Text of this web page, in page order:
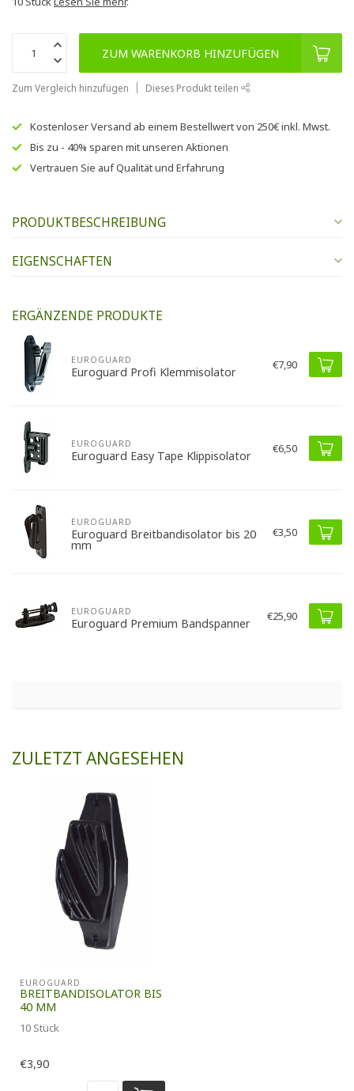
ZUM WARENKORB HINZUFÜGEN
Zum Vergleich hinzufügen Dieses Produkt teilen
Kostenloser Versand ab einem Bestellwert von 250€inkl. Mwst.
Bis zu - 40% sparen mit unseren Aktionen
Vertrauen Sie aufQualität und Erfahrung
PRODUKTBESCHREIBUNG
EIGENSCHAFTEN
ERGÄNZENDE PRODUKTE
EUROGUARD
Euroguard Profi Klemmisolator €7,90
EUROGUARD
Euroguard Easy Tape Klippisolator €6,50
EUROGUARD
Euroguard Breitbandisolator bis 20
mm
€3,50
EUROGUARD
Euroguard Premium Bandspanner €25,90
ZULETZT ANGESEHEN
EUROGUARD
BREITBANDISOLATOR BIS
40 MM
10 Stück
€3,90